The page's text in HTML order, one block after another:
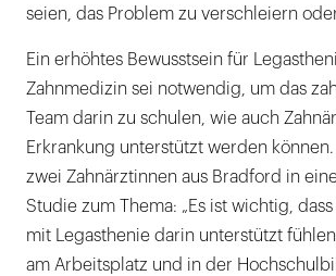
seien, das Problem zu verschleiern
Ein erhöhtes Bewusstsein für
Zahnmedizin sei notwendig, um das
Team darin zu schulen, wie auch
Erkrankung unterstützt werden
zwei Zahnärztinnen aus Bradford in
Studie zum Thema: „Es ist wichtig,
mit Legasthenie darin unterstützt
am Arbeitsplatz und in der